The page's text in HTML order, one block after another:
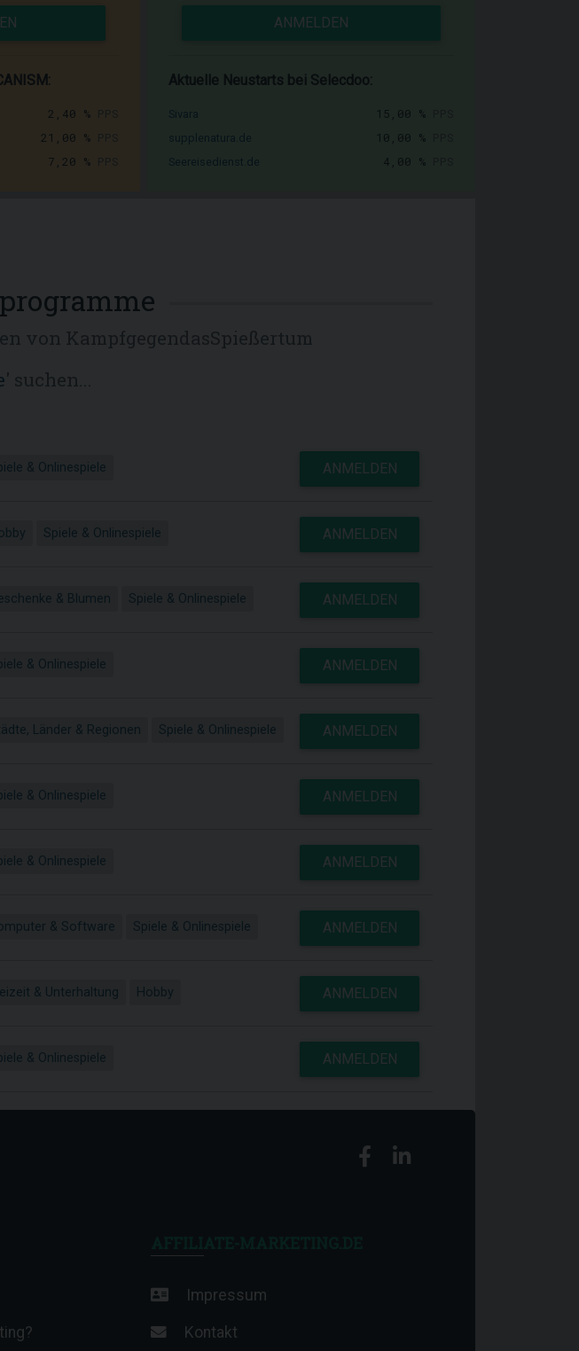
2,40 %
21,00 %
7,20 %
ANMELDEN
Aktuelle Neustarts bei Selecdoo:
15,00 %
10,00 %
4,00 %
& Onlinespiele ANMELDEN
Spiele & Onlinespiele ANMELDEN
& Blumen Spiele & Onlinespiele ANMELDEN
& Onlinespiele ANMELDEN
Länder & Regionen Spiele & Onlinespiele ANMELDEN
& Onlinespiele ANMELDEN
& Onlinespiele ANMELDEN
& Software Spiele & Onlinespiele ANMELDEN
& Unterhaltung Hobby ANMELDEN
& Onlinespiele ANMELDEN
Impressum
Kontakt